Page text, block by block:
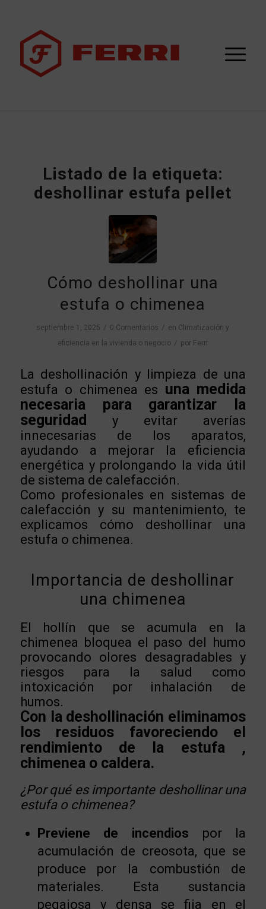
Listado de la etiqueta:
deshollinar estufa pellet
Cómo deshollinar una
estufa o chimenea
septiembre 1, 2025 / 0 Comentarios / en Climatización y
eficiencia en la vivienda o negocio / por Ferri
La deshollinación y limpieza de una
estufa o chimenea es una medida
necesaria para garantizar la
seguridad
y evitar averías
innecesarias de los aparatos,
ayudando a mejorar la eficiencia
energética y prolongando la vida útil
de sistema de calefacción.
Como profesionales en sistemas de
calefacción y su mantenimiento, te
explicamos cómo deshollinar una
estufa o chimenea.
Importancia de deshollinar
una chimenea
El hollín que se acumula en la
chimenea bloquea el paso del humo
provocando olores desagradables y
riesgos para la salud como
intoxicación por inhalación de
humos.
Con la deshollinación eliminamos
los residuos favoreciendo el
rendimiento de la estufa ,
chimenea o caldera.
¿Por qué es importante deshollinar una
estufa o chimenea?
Previene de incendios por la
acumulación de creosota, que se
produce por la combustión de
materiales. Esta sustancia
pegajosa y densa se fija en el